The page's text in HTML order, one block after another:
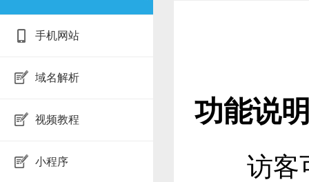
手机网站
域名解析
视频教程
小程序
功能说
访客可